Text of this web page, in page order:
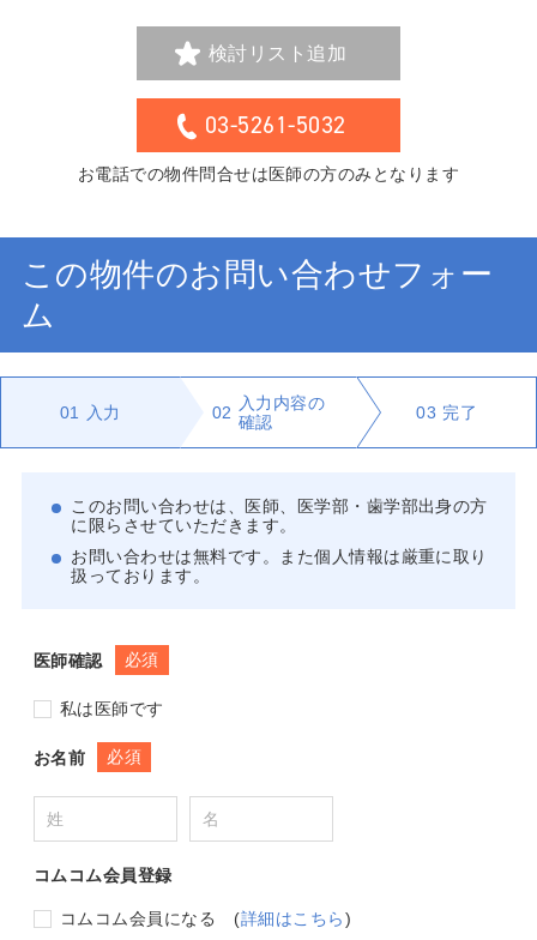
検討リスト追加
03-5261-5032
お電話での物件問合せは医師の方のみとなります
この物件のお問い合わせフォー
ム
01 入力 02 入力内容の
確認
03 完了
このお問い合わせは、医師、医学部・歯学部出身の方
に限らさせていただきます。
お問い合わせは無料です。また個人情報は厳重に取り
扱っております。
医師確認 必須
私は医師です
お名前 必須
コムコム会員登録
コムコム会員になる (詳細はこちら)